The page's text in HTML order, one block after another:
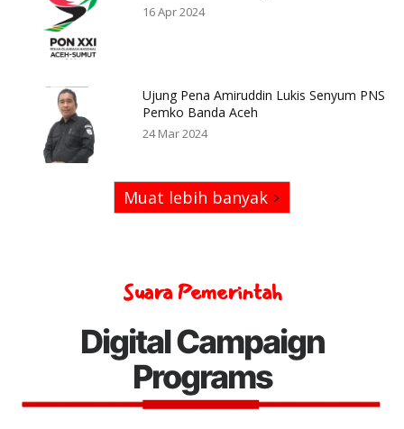
16 Apr 2024
Ujung Pena Amiruddin Lukis Senyum PNS
Pemko Banda Aceh
24 Mar 2024
Muat lebih banyak
Suara Pemerintah
Digital Campaign
Programs